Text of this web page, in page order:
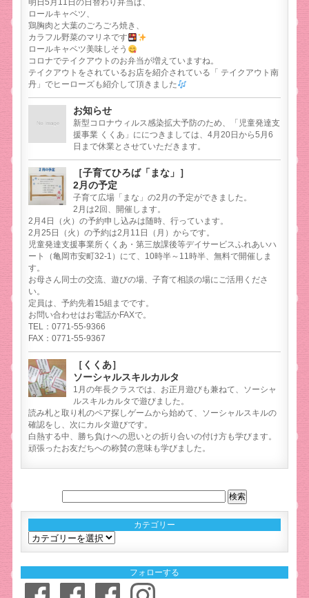
明日5月11日の日替わり弁当は、
ロールキャベツ、
鶏胸肉と大葉のごろごろ焼き、
カラフル野菜のマリネです
ロールキャベツ美味しそう
コロナでテイクアウトのお弁当が増えていますね。
テイクアウトをされているお店を紹介されている「 テイクアウト南
丹」でヒーローズも紹介して頂きました
お知らせ
新型コロナウィルス感染拡大予防のため、「児童発達支
援事業 くくあ」ににつきましては、4月20日から5月6
日まで休業とさせていただきます。
［子育てひろば「まな」］
2月の予定
子育て広場「まな」の2月の予定ができました。
2月は2回、開催します。
2月4日（火）の予約申し込みは随時、行っています。
2月25日（火）の予約は2月11日（月）からです。
児童発達支援事業所くくあ・第三放課後等デイサービスふれあいハ
ート（亀岡市安町32-1）にて、10時半～11時半、無料で開催しま
す。
お母さん同士の交流、遊びの場、子育て相談の場にご活用くださ
い。
定員は、予約先着15組までです。
お問い合わせはお電話かFAXで。
TEL：0771-55-9366
FAX：0771-55-9367
［くくあ］
ソーシャルスキルカルタ
1月の年長クラスでは、お正月遊びも兼ねて、ソーシャ
ルスキルカルタで遊びました。
読み札と取り札のペア探しゲームから始めて、ソーシャルスキルの
確認をし、次にカルタ遊びです。
白熱する中、勝ち負けへの思いとの折り合いの付け方も学びます。
頑張ったお友だちへの称賛の意味も学びました。
カテゴリー
カ
フォローする
Facebook
Facebook Facebook Instagram